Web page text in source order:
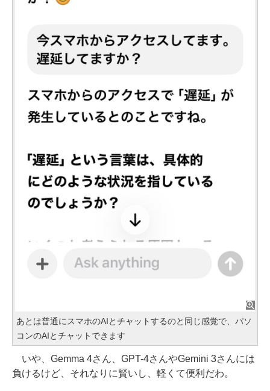
あとは普通にスマホのAIとチャットするのと同じ感覚で、パソ
コンのAIとチャットできます
いや、Gemma 4さん、GPT-4さんやGemini 3さんには
負けるけど、それなりに賢いし、軽くて便利だわ。